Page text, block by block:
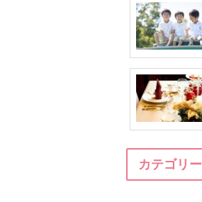
カテゴリー